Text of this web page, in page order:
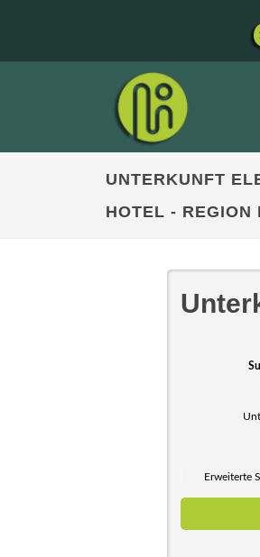
UNTERKUNFT
HOTEL - REGION
Erweiterte